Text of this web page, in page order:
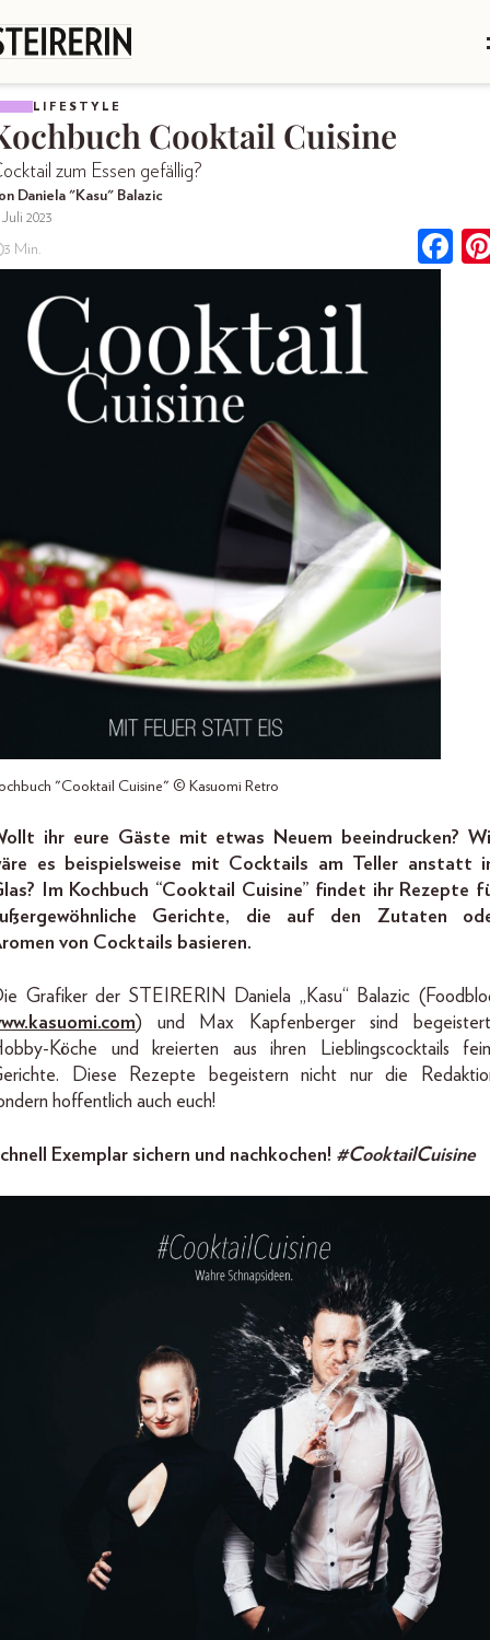
LIFESTYLE
Cooktail Cuisine
zum Essen gefällig?
Daniela "Kasu" Balazic
Juli 2023
3 Min.
"Cooktail Cuisine" © Kasuomi Retro
ihr eure Gäste mit etwas Neuem beeindrucken?
es beispielsweise mit Cocktails am Teller anstatt
Im Kochbuch “Cooktail Cuisine” findet ihr Rezepte
Gerichte, die auf den Zutaten
von Cocktails basieren.
Grafiker der STEIRERIN Daniela „Kasu“ Balazic
) und Max Kapfenberger sind
Köche und kreierten aus ihren Lieblingscocktails
Diese Rezepte begeistern nicht nur die
hoffentlich auch euch!
Exemplar sichern und nachkochen! #CooktailCuisine